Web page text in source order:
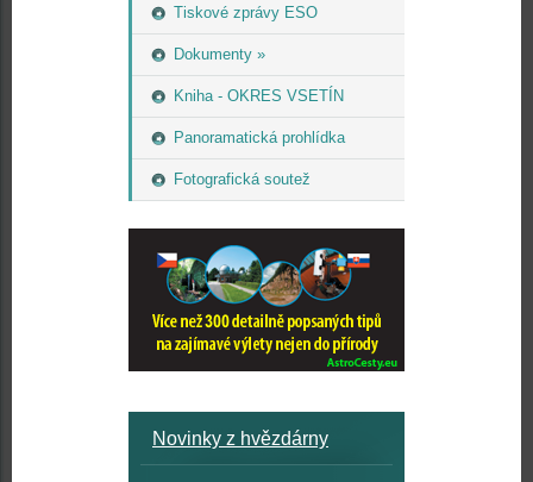
Tiskové zprávy ESO
Dokumenty »
Kniha - OKRES VSETÍN
Panoramatická prohlídka
Fotografická soutež
Novinky z hvězdárny